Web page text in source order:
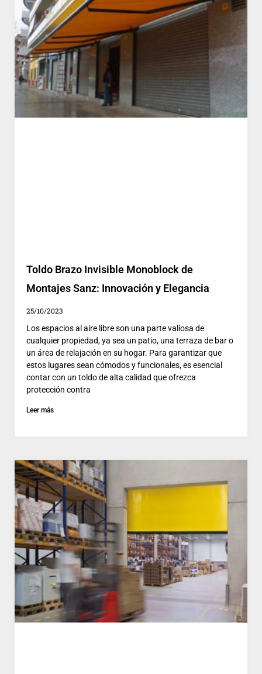
Toldo Brazo Invisible Monoblock de
Montajes Sanz: Innovación y Elegancia
25/10/2023
Los espacios al aire libre son una parte valiosa de
cualquier propiedad, ya sea un patio, una terraza de bar o
un área de relajación en su hogar. Para garantizar que
estos lugares sean cómodos y funcionales, es esencial
contar con un toldo de alta calidad que ofrezca
protección contra
Leer más